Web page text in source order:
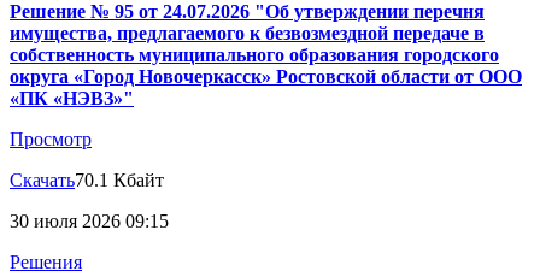
Решение № 95 от 24.07.2026 "Об утверждении перечня
имущества, предлагаемого к безвозмездной передаче в
собственность муниципального образования городского
округа «Город Новочеркасск» Ростовской области от ООО
«ПК «НЭВЗ»"
Просмотр
Скачать70.1 Кбайт
30 июля 2026 09:15
Решения